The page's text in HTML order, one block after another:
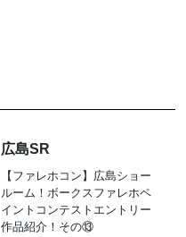
広島SR
【ファレホコン】広島ショー
ルーム！ボークスファレホペ
イントコンテストエントリー
作品紹介！その⑬